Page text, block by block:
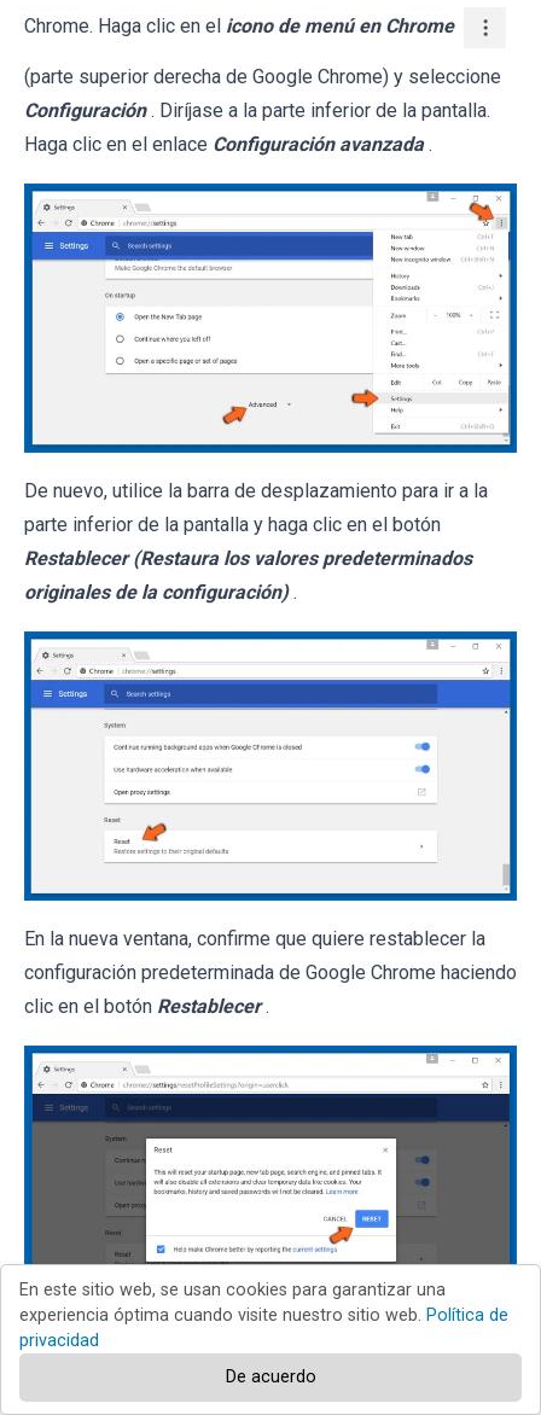
Chrome. Haga clic en el icono de menú en Chrome
(parte superior derecha de Google Chrome) y seleccione
Configuración . Diríjase a la parte inferior de la pantalla.
Haga clic en el enlace Configuración avanzada .
De nuevo, utilice la barra de desplazamiento para ir a la
parte inferior de la pantalla y haga clic en el botón
Restablecer (Restaura los valores predeterminados
originales de la configuración) .
En la nueva ventana, confirme que quiere restablecer la
configuración predeterminada de Google Chrome haciendo
clic en el botón Restablecer .
Firefox
En este sitio web, se usan cookies para garantizar una
experiencia óptima cuando visite nuestro sitio web. Política de
privacidad
De acuerdo